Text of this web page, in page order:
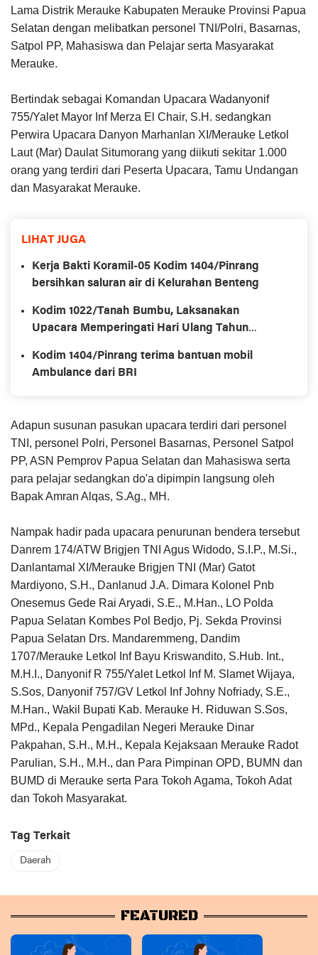
Lama Distrik Merauke Kabupaten Merauke Provinsi Papua
Selatan dengan melibatkan personel TNI/Polri, Basarnas,
Satpol PP, Mahasiswa dan Pelajar serta Masyarakat
Merauke.
Bertindak sebagai Komandan Upacara Wadanyonif
755/Yalet Mayor Inf Merza El Chair, S.H. sedangkan
Perwira Upacara Danyon Marhanlan XI/Merauke Letkol
Laut (Mar) Daulat Situmorang yang diikuti sekitar 1.000
orang yang terdiri dari Peserta Upacara, Tamu Undangan
dan Masyarakat Merauke.
LIHAT JUGA
Kerja Bakti Koramil-05 Kodim 1404/Pinrang
bersihkan saluran air di Kelurahan Benteng
Kodim 1022/Tanah Bumbu, Laksanakan
Upacara Memperingati Hari Ulang Tahun
Kodim 1404/Pinrang terima bantuan mobil
Ambulance dari BRI
Adapun susunan pasukan upacara terdiri dari personel
TNI, personel Polri, Personel Basarnas, Personel Satpol
PP, ASN Pemprov Papua Selatan dan Mahasiswa serta
para pelajar sedangkan do'a dipimpin langsung oleh
Bapak Amran Alqas, S.Ag., MH.
Nampak hadir pada upacara penurunan bendera tersebut
Danrem 174/ATW Brigjen TNI Agus Widodo, S.I.P., M.Si.,
Danlantamal XI/Merauke Brigjen TNI (Mar) Gatot
Mardiyono, S.H., Danlanud J.A. Dimara Kolonel Pnb
Onesemus Gede Rai Aryadi, S.E., M.Han., LO Polda
Papua Selatan Kombes Pol Bedjo, Pj. Sekda Provinsi
Papua Selatan Drs. Mandaremmeng, Dandim
1707/Merauke Letkol Inf Bayu Kriswandito, S.Hub. Int.,
M.H.I., Danyonif R 755/Yalet Letkol Inf M. Slamet Wijaya,
S.Sos, Danyonif 757/GV Letkol Inf Johny Nofriady, S.E.,
M.Han., Wakil Bupati Kab. Merauke H. Riduwan S.Sos,
MPd., Kepala Pengadilan Negeri Merauke Dinar
Pakpahan, S.H., M.H., Kepala Kejaksaan Merauke Radot
Parulian, S.H., M.H., dan Para Pimpinan OPD, BUMN dan
BUMD di Merauke serta Para Tokoh Agama, Tokoh Adat
dan Tokoh Masyarakat.
Tag Terkait
Daerah
FEATURED